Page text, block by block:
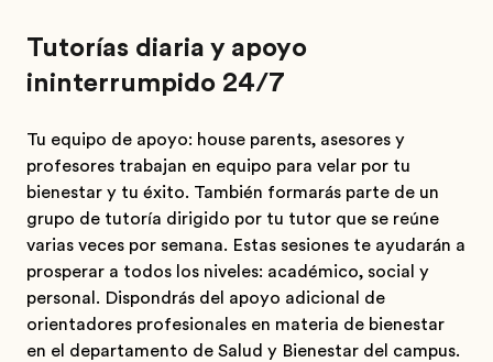
Tutorías diaria y apoyo
ininterrumpido 24/7
Tu equipo de apoyo: house parents, asesores y
profesores trabajan en equipo para velar por tu
bienestar y tu éxito. También formarás parte de un
grupo de tutoría dirigido por tu tutor que se reúne
varias veces por semana. Estas sesiones te ayudarán a
prosperar a todos los niveles: académico, social y
personal. Dispondrás del apoyo adicional de
orientadores profesionales en materia de bienestar
en el departamento de Salud y Bienestar del campus.